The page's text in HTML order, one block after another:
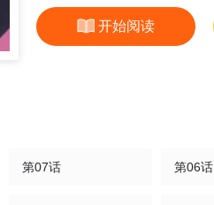
开始阅读
第07话 第06话